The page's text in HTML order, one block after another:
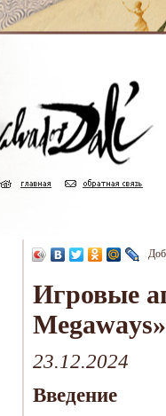
Игровые
23.12.2024
Введение